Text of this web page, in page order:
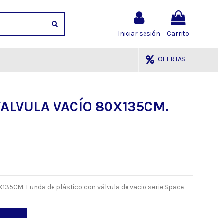
Iniciar sesión Carrito
OFERTAS
VACÍO 80X135CM.
Funda de plástico con válvula de vacio serie Space